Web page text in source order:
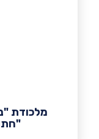
מלכודת